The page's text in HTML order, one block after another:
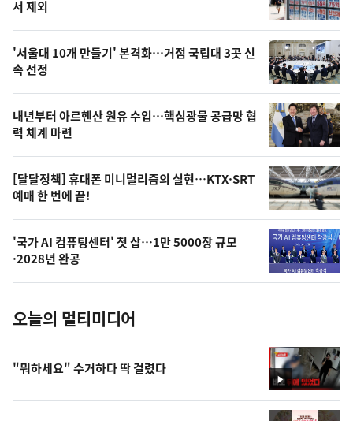
신,
오
늘
의
영
상
오
늘
의
사
진
뉴
스
서 제외
'서울대 10개 만들기' 본격화…거점 국립대 3곳 신
속 선정
내년부터 아르헨산 원유 수입…핵심광물 공급망 협
력 체계 마련
[달달정책] 휴대폰 미니멀리즘의 실현…KTX·SRT
예매 한 번에 끝!
'국가 AI 컴퓨팅센터' 첫 삽…1만 5000장 규모
·2028년 완공
오늘의 멀티미디어
영
상
"뭐하세요" 수거하다 딱 걸렸다